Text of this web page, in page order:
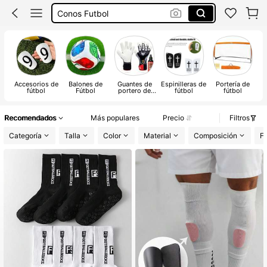
Porterias De Futbol
Espinilleras Futbol
Accesorios de
fútbol
Balones de
Fútbol
Guantes de
portero de
Espinilleras de
fútbol
Portería de
fútbol
Recomendados Más populares Precio
Filtros
Categoría
Talla Color Material Composición